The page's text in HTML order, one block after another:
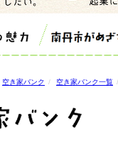
空き家バンク 空き家バンク一覧